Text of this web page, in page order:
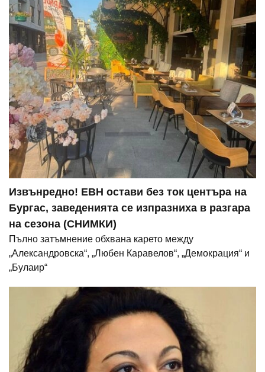
Извънредно! ЕВН остави без ток центъра на
Бургас, заведенията се изпразниха в разгара
на сезона (СНИМКИ)
Пълно затъмнение обхвана карето между
„Александровска“, „Любен Каравелов“, „Демокрация“ и
„Булаир“